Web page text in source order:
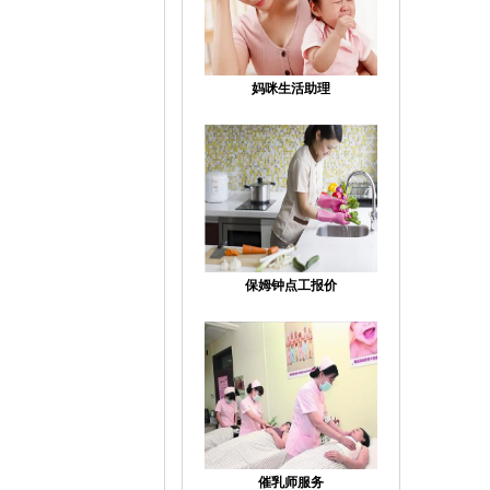
妈咪生活助理
保姆钟点工报价
催乳师服务